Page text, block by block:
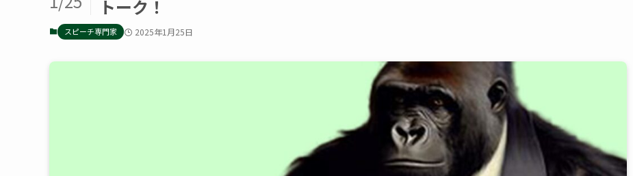
トーク！
スピーチ専門家 2025年1月25日